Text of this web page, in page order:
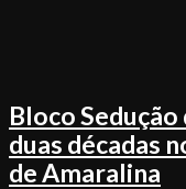
Bloco
duas décadas
de Amaralina